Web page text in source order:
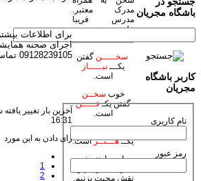
برای اطلاعات
اجرای صحنه
09128239105 تماس حاصل نمایید.
16:31
رای دادن به این مورد
1
2
مدرک معتبر.
مدرس فریبا
علومی یزدی
سخـــــن گفتن
یکـــنیـــــاز
است.
خوب سخــن
گفتن یکـفـــــن
است.
یکــهـــنــراست.
بیاییم با هنر خود
نقش محبت بزنیم.
باشگاه مجریان
کاربر باشگاه
مجریان
نام کاربری
رمز عبور